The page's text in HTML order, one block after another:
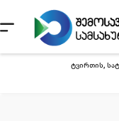
ტვირთის,